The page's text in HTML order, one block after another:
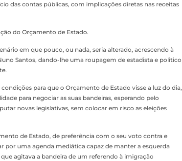
das contas públicas, com implicações diretas nas receitas
do Orçamento de Estado.
em que pouco, ou nada, seria alterado, acrescendo à
Santos, dando-lhe uma roupagem de estadista e politico
para que o Orçamento de Estado visse a luz do dia,
para negociar as suas bandeiras, esperando pelo
novas legislativas, sem colocar em risco as eleições
de Estado, de preferência com o seu voto contra e
por uma agenda mediática capaz de manter a esquerda
agitava a bandeira de um referendo à imigração